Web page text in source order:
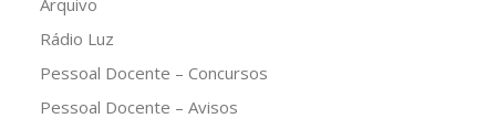
Arquivo
Rádio Luz
Pessoal Docente – Concursos
Pessoal Docente – Avisos